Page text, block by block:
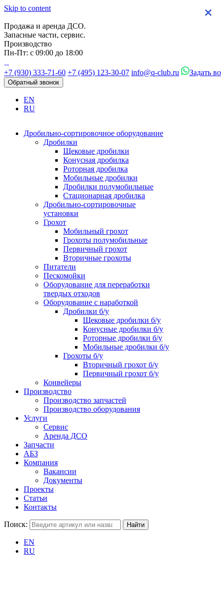
Skip to content
Продажа и аренда ДСО.
Запасные части, сервис.
Производство
Пн-Пт: с 09:00 до 18:00
+7 (930) 333-71-60 +7 (495) 123-30-07 info@q-club.ru Задать
Обратный звонок
EN
RU
Дробильно-сортировочное оборудование
Дробилки
Щековые дробилки
Конусная дробилка
Роторная дробилка
Мобильные дробилки
Дробилки полумобильные
Стационарная дробилка
Дробильно-сортировочные
установки
Грохот
Мобильный грохот
Грохоты полумобильные
Первичный грохот
Вторичные грохоты
Питатели
Пескомойки
Оборудование для переработки
твердых отходов
Оборудование с наработкой
Дробилки б/у
Щековые дробилки б/у
Конусные дробилки б/у
Роторные дробилки б/у
Мобильные дробилки б/у
Грохоты б/у
Вторичный грохот б/у
Первичный грохот б/у
Конвейеры
Производство
Производство запчастей
Производство оборудования
Услуги
Сервис
Аренда ДСО
Запчасти
АБЗ
Компания
Вакансии
Документы
Проекты
Статьи
Контакты
Поиск:
EN
RU
×
×
×
×